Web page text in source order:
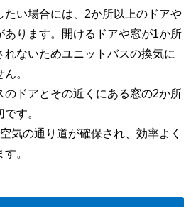
たい場合には、2か所以上のドアや
あります。開けるドアや窓が1か所
ないためユニットバスの換気に
。
のドアとその近くにある窓の2か所
す。
気の通り道が確保され、効率よく
。